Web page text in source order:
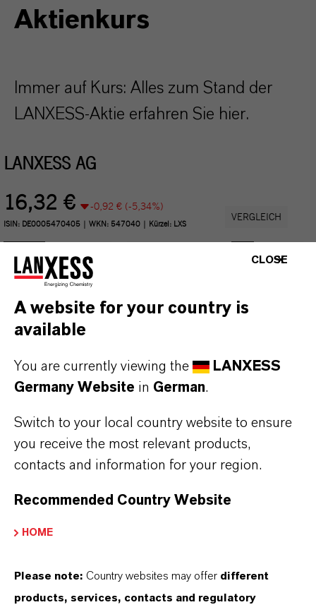
Aktienkurs
Immer auf Kurs: Alles zum Stand der
LANXESS-Aktie erfahren Sie hier.
CLOSE
A website for your country is
available
You are currently viewing the
LANXESS
Germany Website in German.
Switch to your local country website to ensure
you receive the most relevant products,
contacts and information for your region.
Recommended Country Website
HOME
Please note: Country websites may offer different
products, services, contacts and regulatory